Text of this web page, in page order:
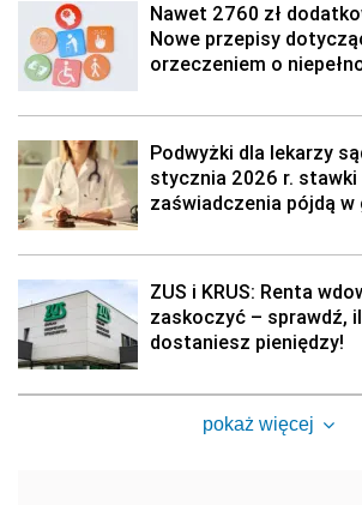
Nawet 2760 zł
Nowe przepisy
orzeczeniem o
Podwyżki dla lekarzy
stycznia 2026 r. stawki
zaświadczenia pójdą w
ZUS i KRUS: Renta
zaskoczyć – sprawdź,
dostaniesz pieniędzy!
pokaż więcej